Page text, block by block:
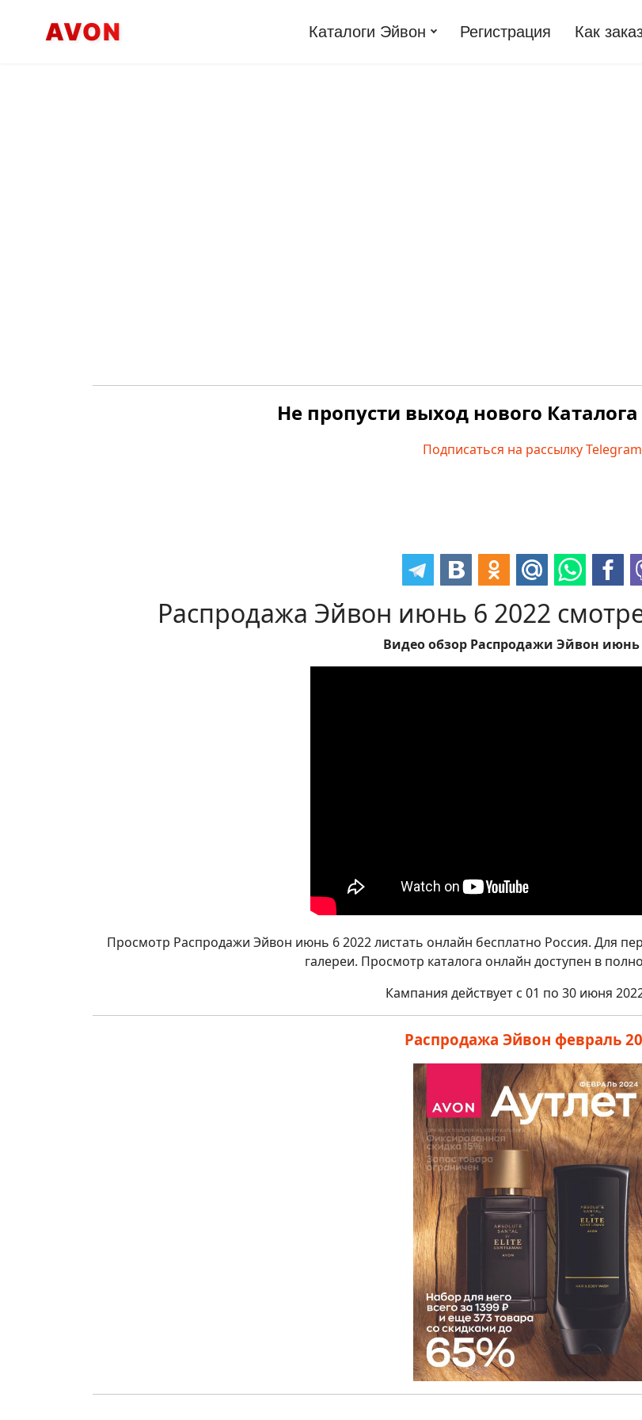
AVON Каталоги Эйвон Регистрация Как
Не пропусти выход нового
Подписаться на рассылку Telegram
Распродажа Эйвон июнь 6 2022
Видео обзор Распродажи Эйвон июнь
Просмотр Распродажи Эйвон июнь 6 2022 листать онлайн бесплатно Россия. Для
галереи. Просмотр каталога онлайн доступен в
Кампания действует с 01 по 30 июня
Распродажа Эйвон февраль